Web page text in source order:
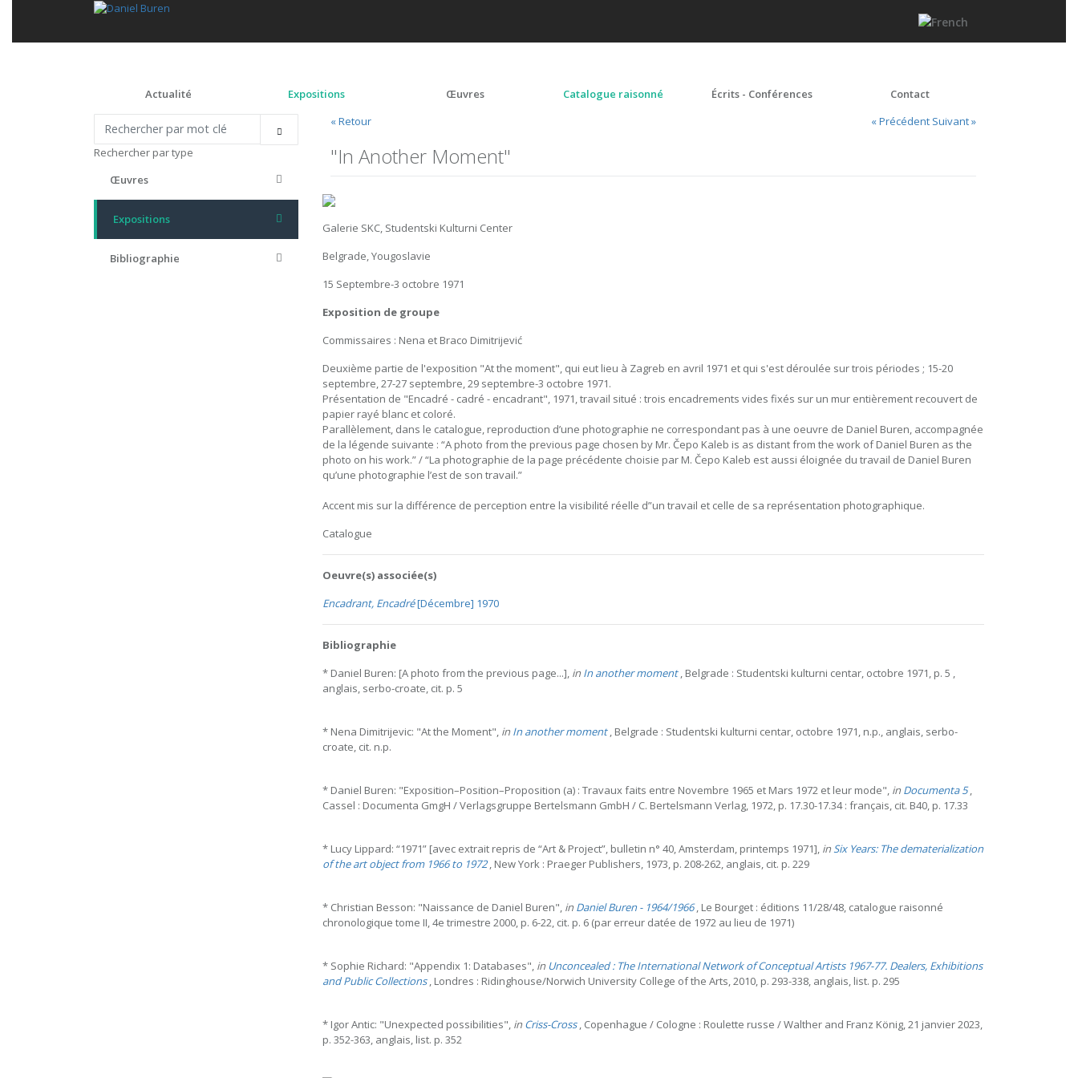
Actualité Expositions Œuvres Catalogue raisonné Écrits - Conférences Contact
Rechercher par type
Œuvres
Expositions
Bibliographie
« Retour « Précédent Suivant »
"In Another Moment"
Galerie SKC, Studentski Kulturni Center
Belgrade, Yougoslavie
15 Septembre-3 octobre 1971
Exposition de groupe
Commissaires : Nena et Braco Dimitrijević
Deuxième partie de l'exposition "At the moment", qui eut lieu à Zagreb en avril 1971 et qui s'est déroulée sur trois périodes ; 15-20
septembre, 27-27 septembre, 29 septembre-3 octobre 1971.
Présentation de "Encadré - cadré - encadrant", 1971, travail situé : trois encadrements vides fixés sur un mur entièrement recouvert de
papier rayé blanc et coloré.
Parallèlement, dans le catalogue, reproduction d’une photographie ne correspondant pas à une oeuvre de Daniel Buren, accompagnée
de la légende suivante : “A photo from the previous page chosen by Mr. Čepo Kaleb is as distant from the work of Daniel Buren as the
photo on his work.” / “La photographie de la page précédente choisie par M. Čepo Kaleb est aussi éloignée du travail de Daniel Buren
qu’une photographie l’est de son travail.”
Accent mis sur la différence de perception entre la visibilité réelle d”un travail et celle de sa représentation photographique.
Catalogue
Oeuvre(s) associée(s)
Encadrant, Encadré[Décembre] 1970
Bibliographie
* Daniel Buren: [A photo from the previous page...], in In another moment, Belgrade : Studentski kulturni centar, octobre 1971, p. 5 ,
anglais, serbo-croate, cit. p. 5
* Nena Dimitrijevic: "At the Moment", in In another moment, Belgrade : Studentski kulturni centar, octobre 1971, n.p., anglais, serbo-
croate, cit. n.p.
* Daniel Buren: "Exposition–Position–Proposition (a) : Travaux faits entre Novembre 1965 et Mars 1972 et leur mode", in Documenta 5,
Cassel : Documenta GmgH / Verlagsgruppe Bertelsmann GmbH / C. Bertelsmann Verlag, 1972, p. 17.30-17.34 : français, cit. B40, p. 17.33
* Lucy Lippard: “1971” [avec extrait repris de “Art & Project”, bulletin n° 40, Amsterdam, printemps 1971], inSix Years: The dematerialization
of the art object from 1966 to 1972, New York : Praeger Publishers, 1973, p. 208-262, anglais, cit. p. 229
* Christian Besson: "Naissance de Daniel Buren", in Daniel Buren - 1964/1966, Le Bourget : éditions 11/28/48, catalogue raisonné
chronologique tome II, 4e trimestre 2000, p. 6-22, cit. p. 6 (par erreur datée de 1972 au lieu de 1971)
* Sophie Richard: "Appendix 1: Databases", in Unconcealed : The International Network of Conceptual Artists 1967-77. Dealers, Exhibitions
and Public Collections, Londres : Ridinghouse/Norwich University College of the Arts, 2010, p. 293-338, anglais, list. p. 295
* Igor Antic: "Unexpected possibilities", in Criss-Cross, Copenhague / Cologne : Roulette russe / Walther and Franz König, 21 janvier 2023,
p. 352-363, anglais, list. p. 352